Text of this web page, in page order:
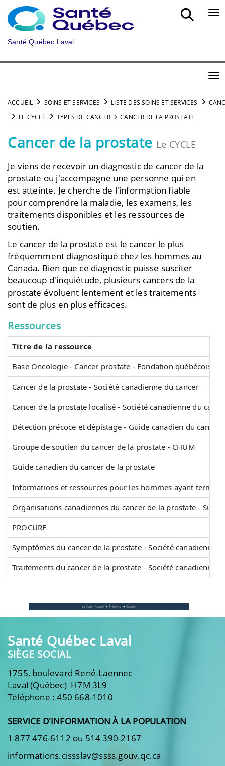
Aller au menu principal
Santé Québec Laval
ACCUEIL SOINS ET SERVICES LISTE DES SOINS ET SERVICES
LE CYCLE
TYPES DE CANCER CANCER DE LA PROSTATE
Cancer de la prostate Le CYCLE
Je viens de recevoir un diagnostic de cancer de la
prostate ou j'accompagne une personne qui en
est atteinte. Je cherche de l'information fiable
pour comprendre la maladie, les examens, les
traitements disponibles et les ressources de
soutien.
Le cancer de la prostate est le cancer le plus
fréquemment diagnostiqué chez les hommes au
Canada. Bien que ce diagnostic puisse susciter
beaucoup d'inquiétude, plusieurs cancers de la
prostate évoluent lentement et les traitements
sont de plus en plus efficaces.
Ressources
Titre de la ressource
Base Oncologie - Cancer prostate - Fondation québécoise
Cancer de la prostate - Société canadienne du cancer
Cancer de la prostate localisé - Société canadienne du
Détection précoce et dépistage - Guide canadien du cancer
Groupe de soutien du cancer de la prostate - CHUM
Guide canadien du cancer de la prostate
Informations et ressources pour les hommes ayant
Organisations canadiennes du cancer de la prostate -
PROCURE
Symptômes du cancer de la prostate - Société canadienne
Traitements du cancer de la prostate - Société canadienne
Santé Québec Laval
SIÈGE SOCIAL
1755, boulevard René-Laennec
Laval (Québec) H7M 3L9
Téléphone : 450 668-1010
SERVICE D'INFORMATION À LA POPULATION
1 877 476-6112 ou 514 390-2167
informations.cissslav@ssss.gouv.qc.ca